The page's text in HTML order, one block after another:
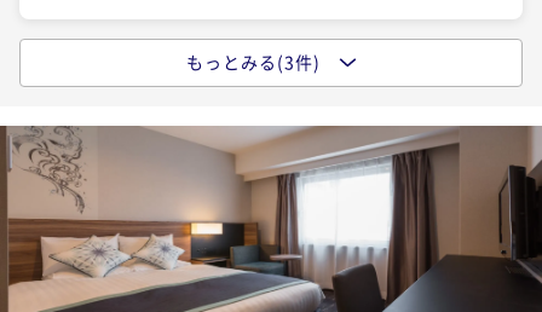
【早割りプラン】 28日前までの予約でお得！（朝食付
き）
朝食付き 現地決済可 事前決済可
IN 15:00 - 22:00 OUT10:00
ポイント即利用で最大5％OFF
¥ 16,121 ~
【早割りプラン】 28日前までの予約でお得！（素泊
素泊まり 現地決済可 事前決済可
IN 15:00 - 22:00 OUT10:00
ポイント即利用で最大5％OFF
¥ 11,764 ~
もっとみる(3件)